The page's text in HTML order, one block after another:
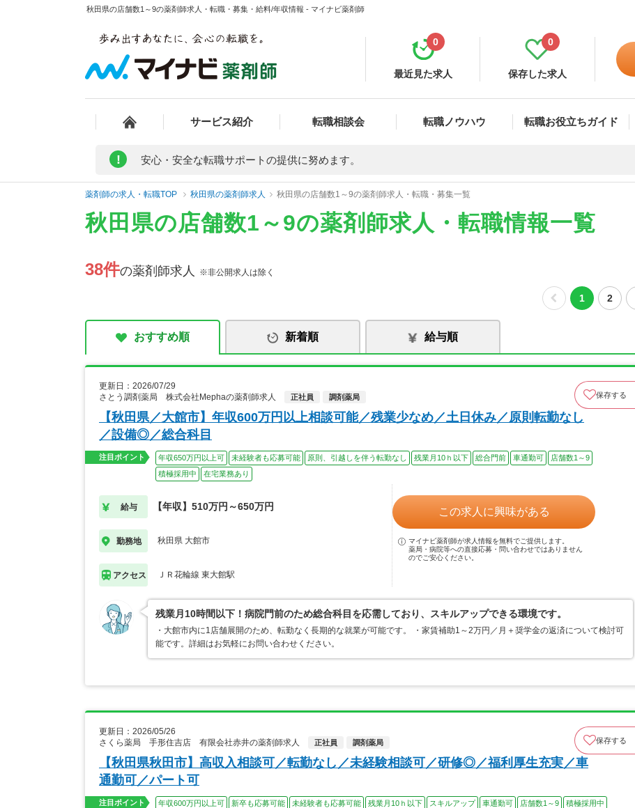
秋田県の店舗数1～9の薬剤師求人・転職・募集・給料/年収情報 - マイナビ薬剤師
最近見た求人
0
保存した求人
0
サービス紹介 転職相談会 転職ノウハウ 転職お役立ちガイド
! 安心・安全な転職サポートの提供に努めます。
薬剤師の求人・転職TOP 秋田県の薬剤師求人 秋田県の店舗数1～9の薬剤師求人・転職・募集一覧
秋田県の店舗数1～9の薬剤師求人・転職情報一覧
38件の薬剤師求人 ※非公開求人は除く
1 2
おすすめ順 新着順 給与順
更新日：2026/07/29
さとう調剤薬局 株式会社Mephaの薬剤師求人
正社員 調剤薬局 保存する
【秋田県／大館市】年収600万円以上相談可能／残業少なめ／土日休み／原則転勤なし
／設備◎／総合科目
注目ポイント 年収650万円以上可 未経験者も応募可能 原則、引越しを伴う転勤なし 残業月10ｈ以下 総合門前 車通勤可
店舗数1～9
積極採用中
在宅業務あり
給与 【年収】510万円～650万円
勤務地 秋田県 大館市
アクセス ＪＲ花輪線 東大館駅
この求人に興味がある
マイナビ薬剤師が求人情報を無料でご提供します。
薬局・病院等への直接応募・問い合わせではありません
のでご安心ください。
残業月10時間以下！病院門前のため総合科目を応需しており、スキルアップできる環境です。
・大館市内に1店舗展開のため、転勤なく長期的な就業が可能です。 ・家賃補助1～2万円／月＋奨学金の返済について検討可
能です。詳細はお気軽にお問い合わせください。
更新日：2026/05/26
さくら薬局 手形住吉店 有限会社赤井の薬剤師求人
正社員 調剤薬局 保存する
【秋田県秋田市】高収入相談可／転勤なし／未経験相談可／研修◎／福利厚生充実／車
通勤可／パート可
注目ポイント 年収600万円以上可 新卒も応募可能 未経験者も応募可能 残業月10ｈ以下 スキルアップ 車通勤可 店舗数1～9
積極採用中